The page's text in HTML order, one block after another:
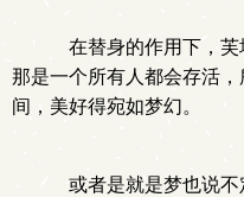
在替身的作用下，芙
那是一个所有人都会存活
间，美好得宛如梦幻。
或者是就是梦也说不